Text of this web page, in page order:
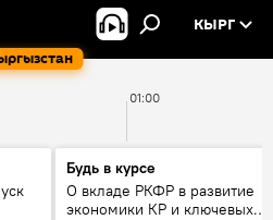
КЫРГ
01:00
Будь в курсе
О вкладе РКФР в развитие
экономики КР и ключевых